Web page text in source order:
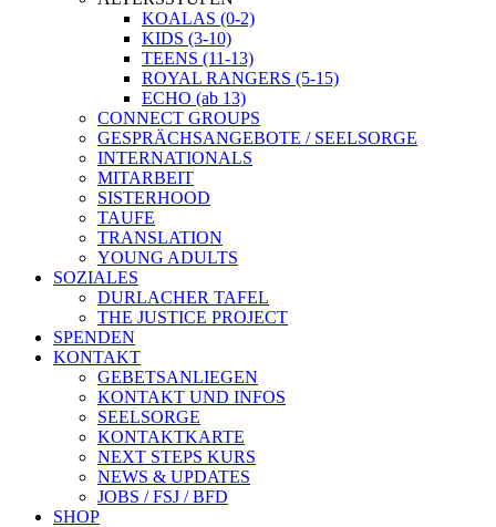
KOALAS (0-2)
KIDS (3-10)
TEENS (11-13)
ROYAL RANGERS (5-15)
ECHO (ab 13)
CONNECT GROUPS
GESPRÄCHSANGEBOTE / SEELSORGE
INTERNATIONALS
MITARBEIT
SISTERHOOD
TAUFE
TRANSLATION
YOUNG ADULTS
SOZIALES
DURLACHER TAFEL
THE JUSTICE PROJECT
SPENDEN
KONTAKT
GEBETSANLIEGEN
KONTAKT UND INFOS
SEELSORGE
KONTAKTKARTE
NEXT STEPS KURS
NEWS & UPDATES
JOBS / FSJ / BFD
SHOP